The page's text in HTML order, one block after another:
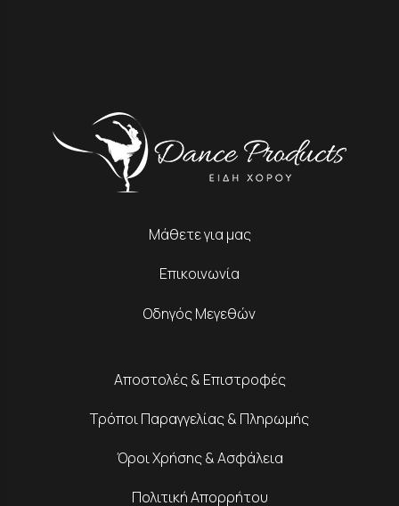
Μάθετε για μας
Επικοινωνία
Οδηγός Μεγεθών
Αποστολές & Επιστροφές
Τρόποι Παραγγελίας & Πληρωμής
Όροι Χρήσης & Ασφάλεια
Πολιτική Απορρήτου